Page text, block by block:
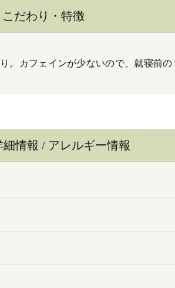
こだわり・特徴
カフェインが少ないので、就寝前の
情報 / アレルギー情報